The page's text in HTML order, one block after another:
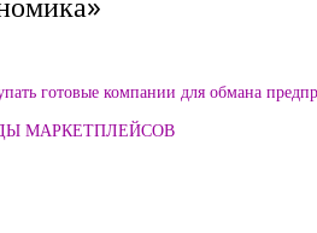
готовые компании для обмана
МАРКЕТПЛЕЙСОВ